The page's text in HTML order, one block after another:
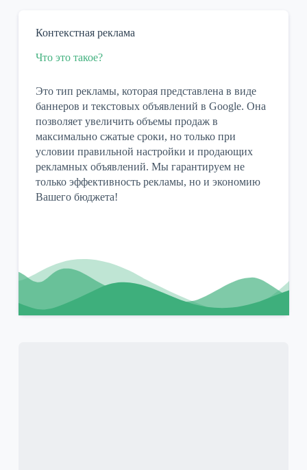
Контекстная реклама
Что это такое?
Это тип рекламы, которая представлена в виде
баннеров и текстовых объявлений в Google. Она
позволяет увеличить объемы продаж в
максимально сжатые сроки, но только при
условии правильной настройки и продающих
рекламных объявлений. Мы гарантируем не
только эффективность рекламы, но и экономию
Вашего бюджета!